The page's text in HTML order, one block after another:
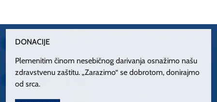
DONACIJE
Plemenitim činom nesebičnog darivanja osnažimo našu
zdravstvenu zaštitu. „Zarazimo“ se dobrotom, donirajmo
od srca.